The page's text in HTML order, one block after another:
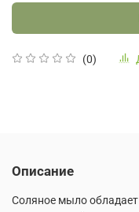
(0)
Описание
Соляное мыло